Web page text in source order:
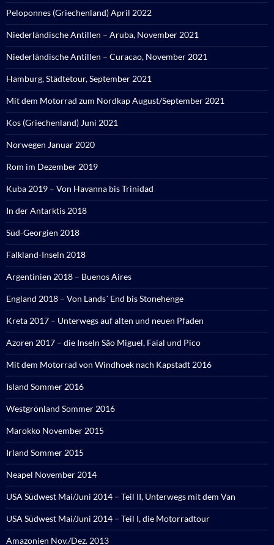
Peloponnes (Griechenland) April 2022
Niederländische Antillen – Aruba, November 2021
Niederländische Antillen – Curacao, November 2021
Hamburg, Städtetour, September 2021
Mit dem Motorrad zum Nordkap August/September 2021
Kos (Griechenland) Juni 2021
Norwegen Januar 2020
Rom im Dezember 2019
Kuba 2019 – Von Havanna bis Trinidad
In der Antarktis 2018
Süd-Georgien 2018
Falkland-Inseln 2018
Argentinien 2018 – Buenos Aires
England 2018 – Von Lands´ End bis Stonehenge
Kreta 2017 – Unterwegs auf alten und neuen Pfaden
Azoren 2017 – die Inseln São Miguel, Faial und Pico
Mit dem Motorrad von Windhoek nach Kapstadt 2016
Island Sommer 2016
Westgrönland Sommer 2016
Marokko November 2015
Irland Sommer 2015
Neapel November 2014
USA Südwest Mai/Juni 2014 – Teil II, Unterwegs mit dem Van
USA Südwest Mai/Juni 2014 – Teil I, die Motorradtour
Amazonien Nov./Dez. 2013